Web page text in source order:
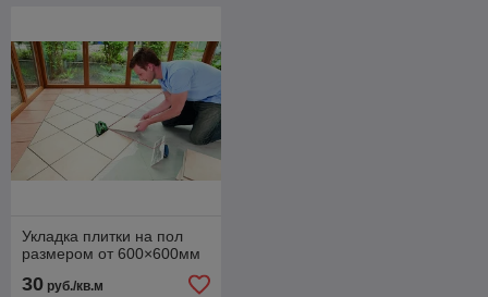
Укладка плитки на пол
размером от 600×600мм
30 руб./кв.м